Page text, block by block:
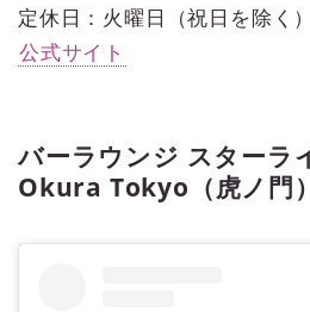
定休日：火曜日（祝日を除く）
公式サイト
バーラウンジ スターラ
Okura Tokyo（虎ノ門）